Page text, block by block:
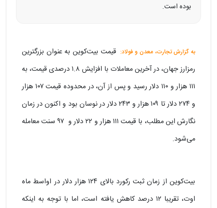
بوده است.
به گزارش تجارت، معدن و فولاد: قیمت بیت‌کوین به عنوان بزرگترین
رمزارز جهان، در آخرین معاملات با افزایش ۱.۸ درصدی قیمت، به
۱۱۱ هزار و ۱۱۰ دلار رسید و پس از آن، در محدوده قیمت ۱۰۷ هزار
و ۲۷۴ دلار تا ۱۰۹ هزار و ۲۴۳ دلار در نوسان بود و اکنون در زمان
نگارش این مطلب، با قیمت ۱۱۱ هزار و ۲۲ دلار و ۹۷ سنت معامله
می‌شود.
بیت‌کوین از زمان ثبت رکورد بالای ۱۲۴ هزار دلار در اواسط ماه
اوت، تقریبا ۱۲ درصد کاهش یافته است، اما با توجه به اینکه